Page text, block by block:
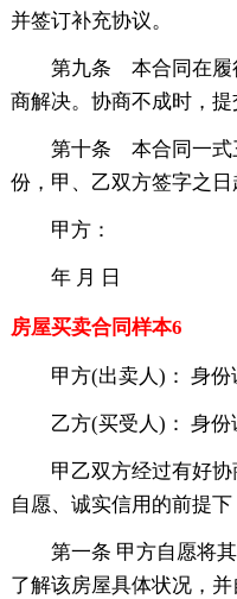
并签订补充协议。
第九条 本合同在履
商解决。协商不成时，提
第十条 本合同一式
份，甲、乙双方签字之日
甲方：
年 月 日
房屋买卖合同样本6
甲方(出卖人)： 身份
乙方(买受人)： 身份
甲乙双方经过有好协
自愿、诚实信用的前提下
第一条 甲方自愿将
了解该房屋具体状况，